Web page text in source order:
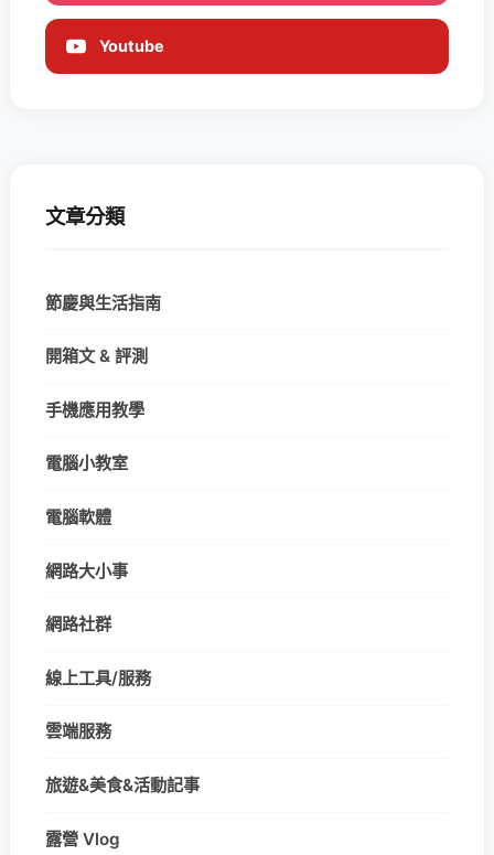
Youtube
文章分類
節慶與生活指南
開箱文 & 評測
手機應用教學
電腦小教室
電腦軟體
網路大小事
網路社群
線上工具/服務
雲端服務
旅遊&美食&活動記事
露營 Vlog